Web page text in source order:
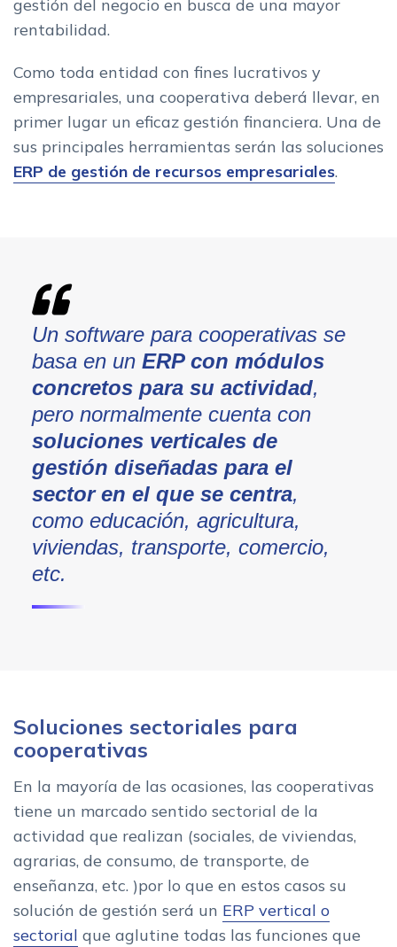
gestión del negocio en busca de una mayor
rentabilidad.
Como toda entidad con fines lucrativos y
empresariales, una cooperativa deberá llevar, en
primer lugar un eficaz gestión financiera. Una de
sus principales herramientas serán las soluciones
ERP de gestión de recursos empresariales.
Un software para cooperativas se
basa en un ERP con módulos
concretos para su actividad,
pero normalmente cuenta con
soluciones verticales de
gestión diseñadas para el
sector en el que se centra,
como educación, agricultura,
viviendas, transporte, comercio,
etc.
Soluciones sectoriales para
cooperativas
En la mayoría de las ocasiones, las cooperativas
tiene un marcado sentido sectorial de la
actividad que realizan (sociales, de viviendas,
agrarias, de consumo, de transporte, de
enseñanza, etc. )por lo que en estos casos su
solución de gestión será un ERP vertical o
sectorial que aglutine todas las funciones que